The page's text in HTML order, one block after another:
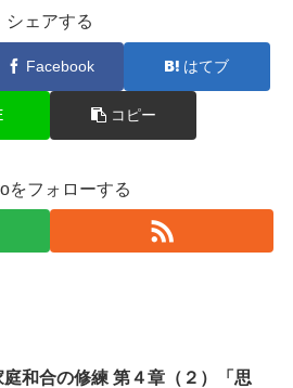
シェアする
Facebook はてブ
コピー
をフォローする
和合の修練 第４章（２）「思